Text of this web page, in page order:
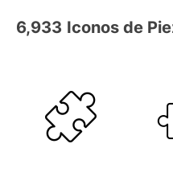
6,933 Iconos de